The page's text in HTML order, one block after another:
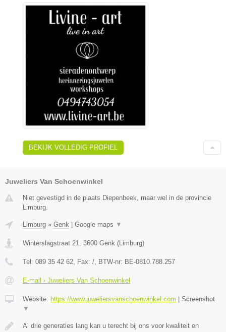
BEKIJK VOLLEDIG PROFIEL
Juweliers Van Schoenwinkel
Niet gevestigd in de plaats Diepenbeek, maar wel in de provincie
Limburg.
Limburg » Genk Google maps ▼
Winterslagstraat 21, 3600 Genk (Limburg)
Tel: 089 35 42 62, Fax: /, BTW-nr: BE-0810.788.257
E-mail › Juweliers Van Schoenwinkel
Website: https://www.juweliersvanschoenwinkel.com
Screenshot
▼
Al drie generaties lang kan u terecht bij ons voor kwaliteit en